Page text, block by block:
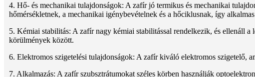
4. Hő- és mechanikai tulajdonságok: A zafír jó termikus és mechanikai
hőmérsékletnek, a mechanikai igénybevételnek és a hőciklusnak, így
5. Kémiai stabilitás: A zafír nagy kémiai stabilitással rendelkezik, és ellenáll
körülmények között.
6. Elektromos szigetelési tulajdonságok: A zafír kiváló elektromos szigetelő,
7. Alkalmazás: A zafír szubsztrátumokat széles körben használják